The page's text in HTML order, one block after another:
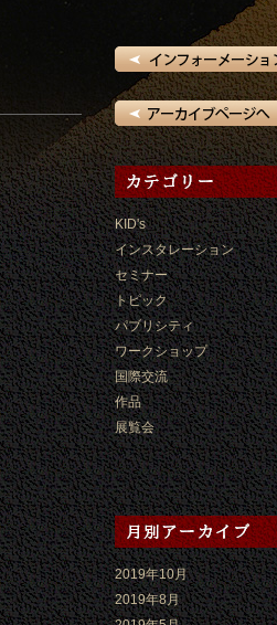
KID's
インスタレーション
セミナー
トピック
パブリシティ
ワークショップ
国際交流
作品
展覧会
2019年10月
2019年8月